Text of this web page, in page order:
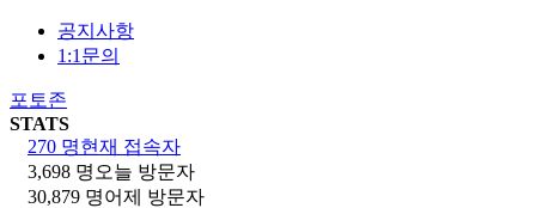
공지사항
1:1문의
포토존
STATS
270 명현재 접속자
3,698 명 오늘 방문자
30,879 명어제 방문자